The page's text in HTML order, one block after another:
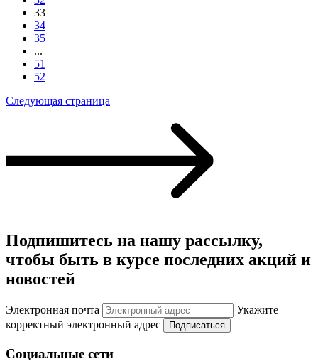
33
34
35
...
51
52
Следующая страница
Подпишитесь на нашу рассылку,
чтобы быть в курсе последних акций и
новостей
Электронная почта
Укажите
корректный электронный адрес
Подписаться
Социальные сети